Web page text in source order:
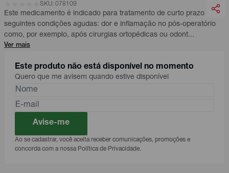
SKU: 078109
Este medicamento é indicado para tratamento de curto prazo das
seguintes condições agudas: dor e inflamação no pós-operatório
como, por exemplo, após cirurgias ortopédicas ou odont...
Ver mais
Este produto não está disponível no momento
Quero que me avisem quando estive disponível
Avise-me
Ao se cadastrar, você aceita receber comunicações, promoções e
concorda com a nossa Política de Privacidade.